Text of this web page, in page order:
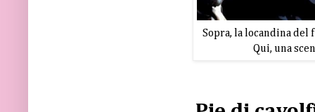
Sopra, la locandina del
Qui, una